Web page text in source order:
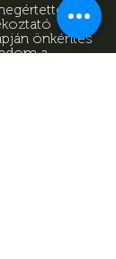
önkéntes
a